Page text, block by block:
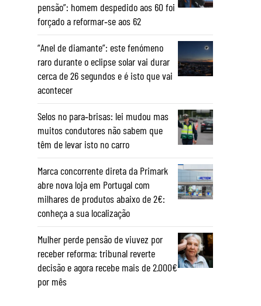
pensão”: homem despedido aos 60 foi
forçado a reformar‑se aos 62
“Anel de diamante”: este fenómeno
raro durante o eclipse solar vai durar
cerca de 26 segundos e é isto que vai
acontecer
Selos no para‑brisas: lei mudou mas
muitos condutores não sabem que
têm de levar isto no carro
Marca concorrente direta da Primark
abre nova loja em Portugal com
milhares de produtos abaixo de 2€:
conheça a sua localização
Mulher perde pensão de viuvez por
receber reforma: tribunal reverte
decisão e agora recebe mais de 2.000€
por mês